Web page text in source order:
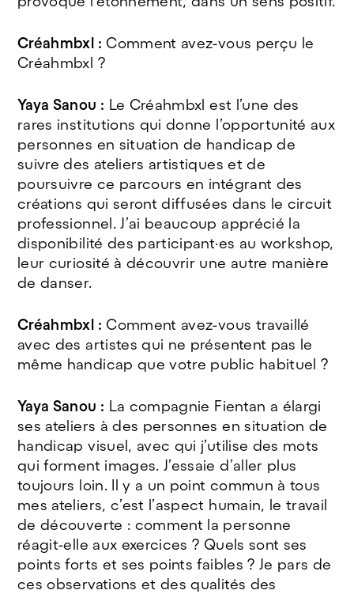
Créahmbxl : Comment avez-vous perçu le
Créahmbxl ?
Yaya Sanou : Le Créahmbxl est l’une des
rares institutions qui donne l’opportunité aux
personnes en situation de handicap de
suivre des ateliers artistiques et de
poursuivre ce parcours en intégrant des
créations qui seront diffusées dans le circuit
professionnel. J’ai beaucoup apprécié la
disponibilité des participant·es au workshop,
leur curiosité à découvrir une autre manière
de danser.
Créahmbxl : Comment avez-vous travaillé
avec des artistes qui ne présentent pas le
même handicap que votre public habituel ?
Yaya Sanou : La compagnie Fientan a élargi
ses ateliers à des personnes en situation de
handicap visuel, avec qui j’utilise des mots
qui forment images. J’essaie d’aller plus
toujours loin. Il y a un point commun à tous
mes ateliers, c’est l’aspect humain, le travail
de découverte : comment la personne
réagit-elle aux exercices ? Quels sont ses
points forts et ses points faibles ? Je pars de
ces observations et des qualités des